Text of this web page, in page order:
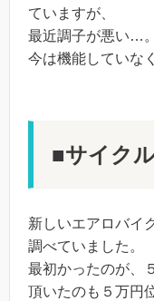
ていますが、
最近調子が悪い…。
今は機能していな
■サイク
新しいエアロバイ
調べていました。
最初かったのが、
頂いたのも５万円